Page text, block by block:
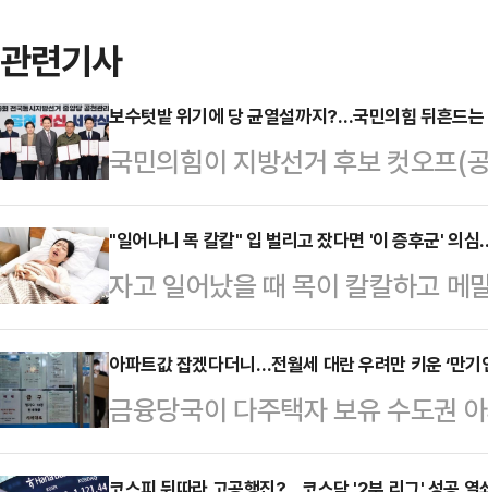
관련기사
보수텃밭 위기에 당 균열설까지?…국민의힘 뒤흔드
국민의힘이 지방선거 후보 컷오프(
된 여진에 흔들리고 있다. 특히 대
하면서 공관위 및 지도부 내 균열설
않고 컷오프 대상인 주호영 국회부
조치나 재심 신청 등 강한 반발에
이 격화되는 모양새다.24일 정치권
후보에서 컷오프된 주호영 부의장
고 있다. 주 부의장은 지난…
"일어나니 목 칼칼" 입 벌리고 잤다면 '이 증후군' 의
자고 일어났을 때 목이 칼칼하고 메
할 수 있다.상기도 저항 증후군은
만 기도가 좁아져 힘들게 호흡을 이
수면 무호흡증의 전단계로, 잘 때
이 있다.숨은 쉬지만 질 좋은 수면
아파트값 잡겠다더니…전월세 대란 우려만 키운 ‘만기
금융당국이 다주택자 보유 수도권
드를 검토하면서 임대사업자 상환